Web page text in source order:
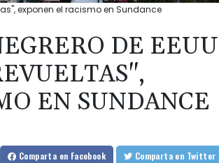
exponen el racismo en Sundance
DE EEUU
EN SUNDANCE
Comparta en Facebook Comparta en Twitter